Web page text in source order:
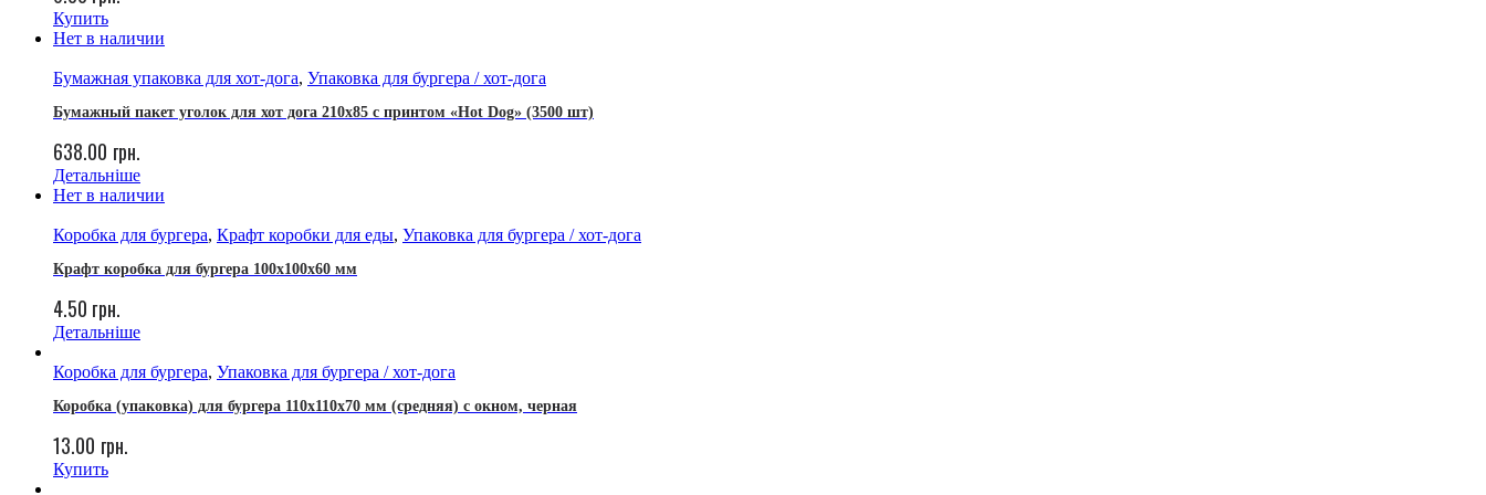
Купить
Нет в наличии
Бумажная упаковка для хот-дога, Упаковка для бургера / хот-дога
Бумажный пакет уголок для хот дога 210х85 с принтом «Hot Dog» (3500 шт)
638.00 грн.
Детальніше
Нет в наличии
Коробка для бургера, Крафт коробки для еды, Упаковка для бургера / хот-дога
Крафт коробка для бургера 100х100х60 мм
4.50 грн.
Детальніше
Коробка для бургера, Упаковка для бургера / хот-дога
Коробка (упаковка) для бургера 110x110x70 мм (средняя) с окном, черная
13.00 грн.
Купить